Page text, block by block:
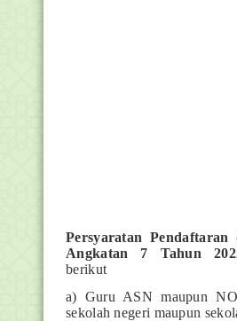
Persyaratan Pendaftaran
Angkatan 7 Tahun
berikut
a) Guru ASN maupun
sekolah negeri maupun